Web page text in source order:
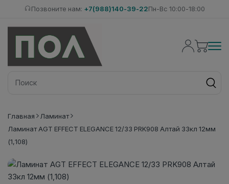
Позвоните нам: +7(988)140-39-22Пн-Вс 10:00-18:00
Главная
Ламинат
Ламинат AGT EFFECT ELEGANCE 12/33 PRK908 Алтай 33кл 12мм
(1,108)